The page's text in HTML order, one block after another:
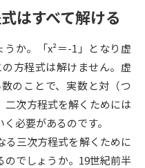
（高2生用）
実施プログラムから探す
夢ナビライブ
はすべて解ける
か。「x²＝-1」となり虚
方程式は解けません。虚
のことで、実数と対（つ
二次方程式を解くためには
必要があるのです。
る三次方程式を解くために
のでしょうか。19世紀前半